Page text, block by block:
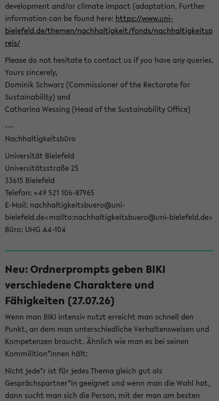
development and/or climate impact (adaptation. Further
information can be found here: https://www.uni-
bielefeld.de/themen/nachhaltigkeit/fonds/nachhaltigkeitsp
reis/
Please do not hesitate to contact us if you have any queries.
Yours sincerely,
Dominik Schwarz (Commissioner of the Rectorate for
Sustainability) and
Catharina Wessing (Head of the Sustainability Office)
---
Nachhaltigkeitsbüro
Universität Bielefeld
Universitätsstraße 25
33615 Bielefeld
Telefon: +49 521 106-87965
E-Mail: nachhaltigkeitsbuero@uni-
bielefeld.de<mailto:nachhaltigkeitsbuero@uni-bielefeld.de>
Büro: UHG A4-104
Neu: Ordnerprompts geben BIKI
verschiedene Charaktere und
Fähigkeiten (27.07.26)
Wenn man BIKI intensiv nutzt erreicht man schnell den
Punkt, an dem man unterschiedliche Verhaltensweisen und
Kompetenzen braucht. Ähnlich wie man es bei seinen
Kommilition*innen hält:
Nicht jede*r ist für jedes Thema gleich gut als
Gesprächspartner*in geeignet und wenn man die Wahl hat,
dann sucht man sich die Person, mit der man am besten